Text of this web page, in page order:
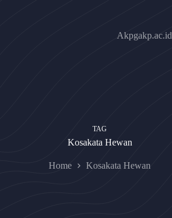
Akpgakp.ac.id
TAG
Kosakata Hewan
Home Kosakata Hewan